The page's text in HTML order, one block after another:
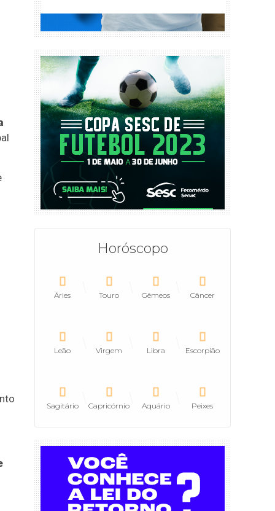
Horóscopo
Áries Touro Gêmeos Câncer
Leão Virgem Libra Escorpião
Sagitário Capricórnio Aquário Peixes